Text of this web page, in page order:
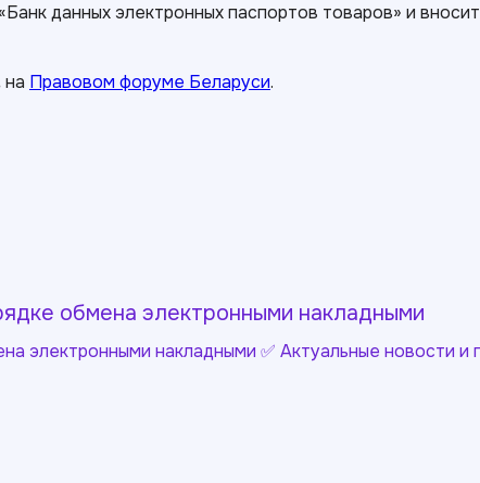
данных электронных паспортов товаров» и
на Правовом форуме Беларуси.
обмена электронными накладными
электронными накладными ✅ Актуальные новости и